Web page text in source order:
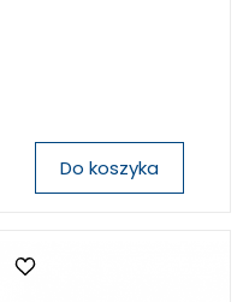
Do koszyka